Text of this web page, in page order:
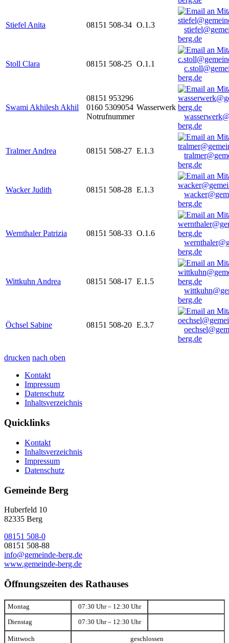
Stiefel Anita 08151 508-34 O.1.3
berg.de
Stoll Clara 08151 508-25 O.1.1
berg.de
Swami Akhilesh Akhil
08151 953296
0160 5309054
Notrufnummer
Wasserwerk
berg.de
Tralmer Andrea 08151 508-27 E.1.3
berg.de
Wacker Judith 08151 508-28 E.1.3
berg.de
Wernthaler Patrizia 08151 508-33 O.1.6
berg.de
Wittkuhn Andrea 08151 508-17 E.1.5
berg.de
Öchsel Sabine 08151 508-20 E.3.7
berg.de
drucken nach oben
Kontakt
Impressum
Datenschutz
Inhaltsverzeichnis
Quicklinks
Kontakt
Inhaltsverzeichnis
Impressum
Datenschutz
Gemeinde Berg
Huberfeld 10
82335 Berg
08151 508-0
08151 508-88
info@gemeinde-berg.de
www.gemeinde-berg.de
Öffnungszeiten des Rathauses
Montag 07:30 Uhr – 12:30 Uhr
Dienstag 07:30 Uhr – 12:30 Uhr
Mittwoch geschlossen